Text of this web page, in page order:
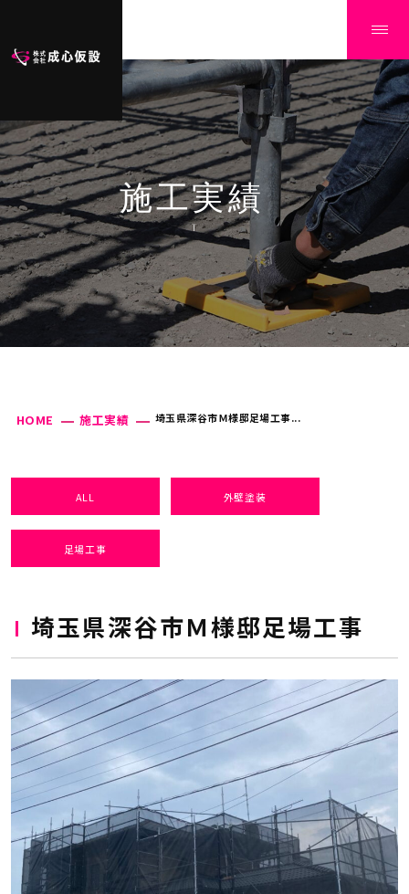
施工実績
Ï
HOME 施工実績 埼玉県深谷市Ｍ様邸足場工事...
ALL 外壁塗装
足場工事
埼玉県深谷市Ｍ様邸足場工事